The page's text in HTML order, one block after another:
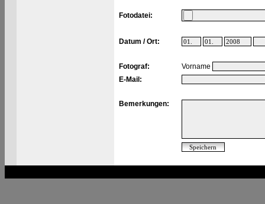
Fotodatei:
Datum / Ort:
Fotograf:
Vorname
E-Mail:
Bemerkungen: